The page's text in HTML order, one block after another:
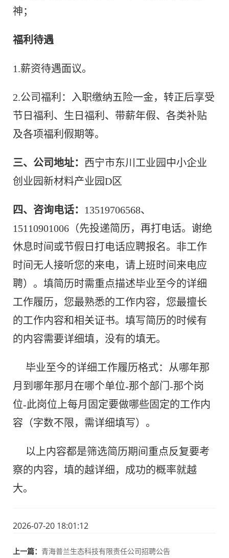
神；
福利待遇
1.薪资待遇面议。
2.公司福利：入职缴纳五险一金，转正后享受
节日福利、生日福利、带薪年假、各类补贴
及各项福利假期等。
三、公司地址： 西宁市东川工业园中小企业
创业园新材料产业园D区
四、咨询电话： 13519706568、
15110901006（先投递简历，再打电话。谢绝
休息时间或节假日打电话应聘报名。非工作
时间无人接听您的来电，请上班时间来电应
聘）。填简历时需重点描述毕业至今的详细
工作履历，您最熟悉的工作内容，您最擅长
的工作内容和相关证书。填写简历的时候有
的内容需要详细填，没有的填无。
毕业至今的详细工作履历格式：从哪年那
月到哪年那月在哪个单位-那个部门-那个岗
位-此岗位上每月固定要做哪些固定的工作内
容（字数不限，需详细填写）。
以上内容都是筛选简历期间重点反复要考
察的内容，填的越详细，成功的概率就越
大。
2026-07-20 18:01:12
上一篇： 青海普兰生态科技有限责任公司招聘公告